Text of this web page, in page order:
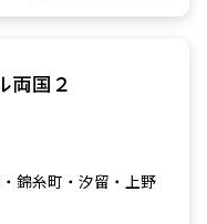
両国２
錦糸町・汐留・上野